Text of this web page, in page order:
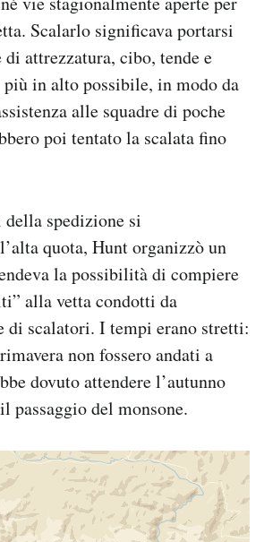
Scalarlo significava portarsi
attrezzatura, cibo, tende e
in alto possibile, in modo da
alle squadre di poche
poi tentato la scalata fino
spedizione si
quota, Hunt organizzò un
la possibilità di compiere
alla vetta condotti da
di scalatori. I tempi erano stretti:
non fossero andati a
dovuto attendere l’autunno
passaggio del monsone.